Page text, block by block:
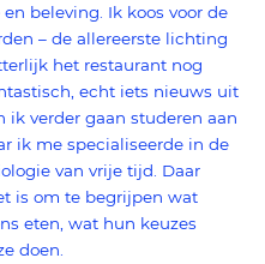
beleving. Ik koos voor de
– de allereerste lichting
het restaurant nog
echt iets nieuws uit
ik verder gaan studeren aan
ik me specialiseerde in de
van vrije tijd. Daar
is om te begrijpen wat
eten, wat hun keuzes
doen.